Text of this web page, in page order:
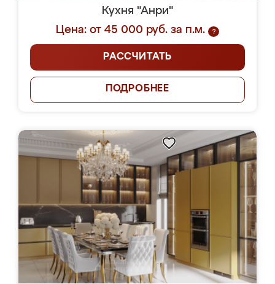
Кухня "Анри"
Цена: от 45 000 руб. за п.м.
?
РАССЧИТАТЬ
ПОДРОБНЕЕ